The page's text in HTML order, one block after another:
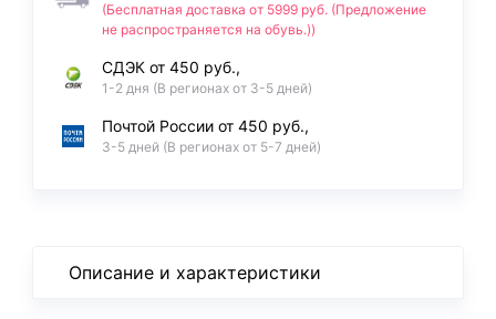
(Бесплатная доставка от 5999 руб. (Предложение
не распространяется на обувь.))
СДЭК от 450 руб.,
1-2 дня (В регионах от 3-5 дней)
Почтой России от 450 руб.,
3-5 дней (В регионах от 5-7 дней)
Описание и характеристики